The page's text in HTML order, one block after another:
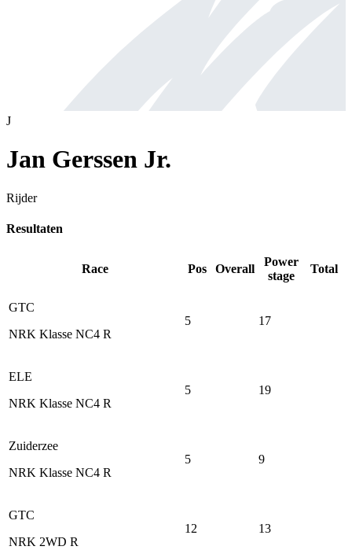
J
Jan Gerssen Jr.
Rijder
Resultaten
Race Pos Overall
Power
stage
Total
GTC
NRK Klasse NC4 R
5 17
ELE
NRK Klasse NC4 R
5 19
Zuiderzee
NRK Klasse NC4 R
5 9
GTC
NRK 2WD R
12 13